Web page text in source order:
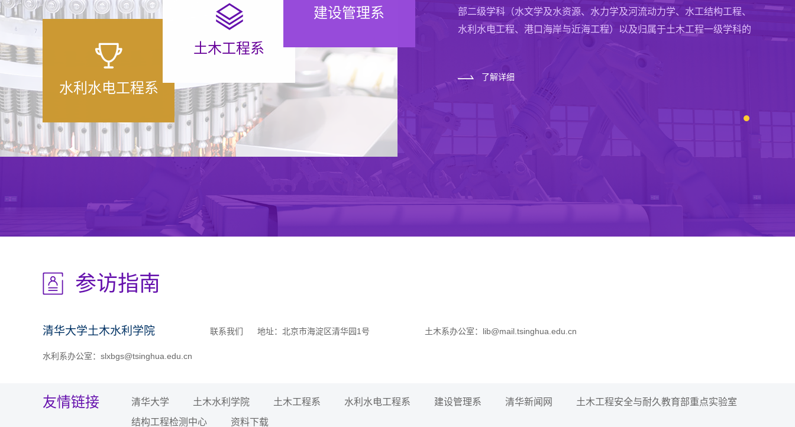
水利水电工程系
土木工程系
建设管理系
部二级学科（水文学及水资源、水力学及河流动力学、水工结构工程、
水利水电工程、港口海岸与近海工程）以及归属于土木工程一级学科的
岩土工程学科和归属于管理科学与工程一级学科的建设项目管理学科，
程一级学科在2003年教育...
了解详细
交通工程理论与实践、工程建设信息化等领域形成了特色和优势学科方
向。毕业生为国家建设和经济社会发展做出了重要的贡献，为土木工程
与健康”、 “可持续建设”、“智能建造”等特色学科方向。一批教师在国际
组织担任领导职务、在著名国际期刊担任副主编或编委、在重要国际会
参访指南
清华大学土木水利学院 联系我们 地址：北京市海淀区清华园1号 土木系办公室：lib@mail.tsinghua.edu.cn
水利系办公室：slxbgs@tsinghua.edu.cn
友情链接 清华大学 土木水利学院 土木工程系 水利水电工程系 建设管理系 清华新闻网
土木工程安全与耐久教育部重点实验室
结构工程检测中心
资料下载